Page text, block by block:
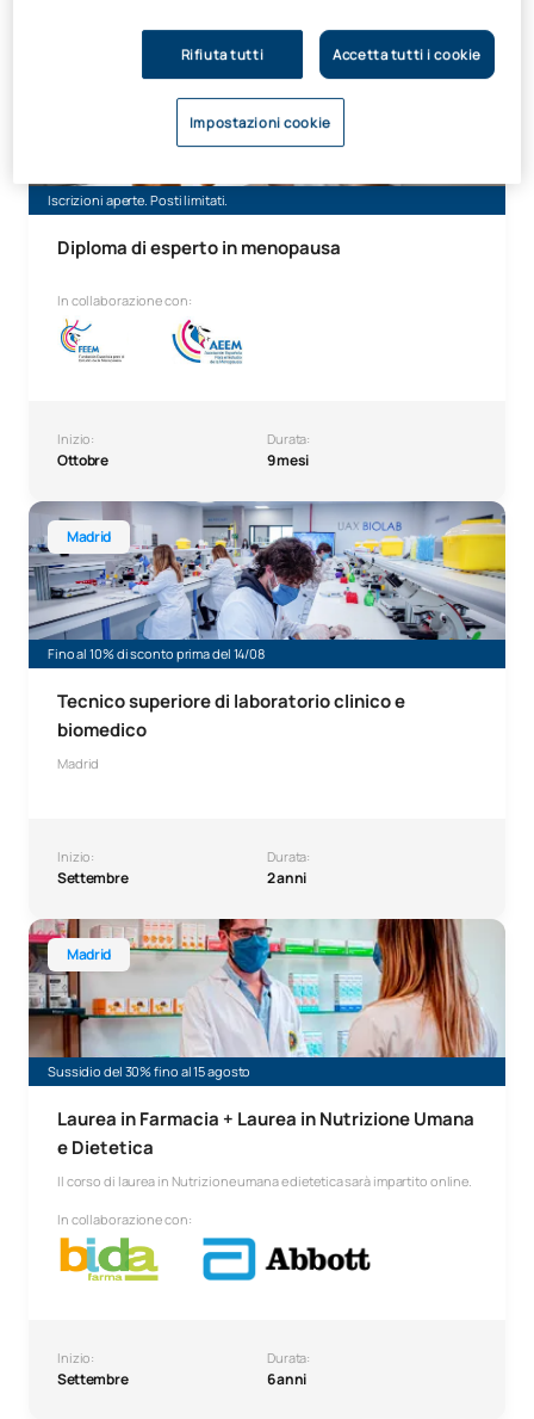
Iscrizioni aperte. Posti limitati.
Diploma di esperto in menopausa
In collaborazione con:
Inizio:
Ottobre
Durata:
9 mesi
Diploma di Esperto in Menopausa
Madrid
Fino al 10% di sconto prima del 14/08
Tecnico superiore di laboratorio clinico e
biomedico
Madrid
Inizio:
Settembre
Durata:
2 anni
Tecnico superiore di laboratorio clinico e biomedico
Madrid
Sussidio del 30% fino al 15 agosto
Laurea in Farmacia + Laurea in Nutrizione Umana
e Dietetica
Il corso di laurea in Nutrizione umana e dietetica sarà impartito online.
In collaborazione con:
Inizio:
Settembre
Durata:
6 anni
Laurea in Farmacia + Laurea in Nutrizione umana e
Rifiuta tutti Accetta tutti i cookie
Impostazioni cookie